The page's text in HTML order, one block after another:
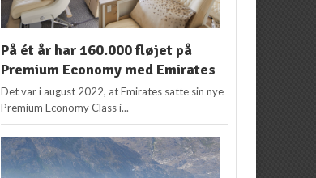
På ét år har 160.000 fløjet på
Premium Economy med Emirates
Det var i august 2022, at Emirates satte sin nye
Premium Economy Class i...